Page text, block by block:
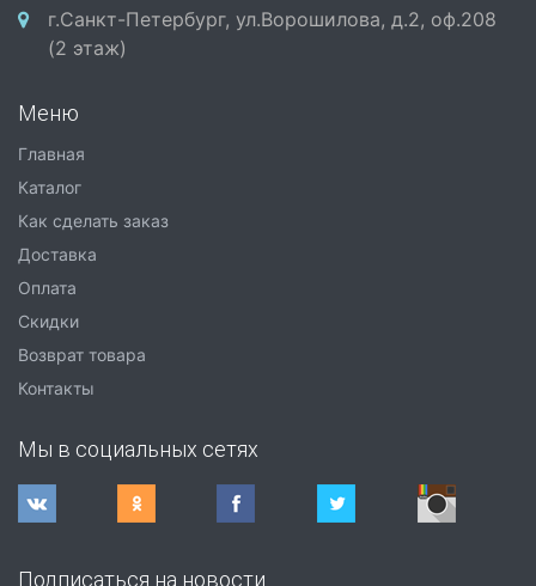
г.Санкт-Петербург, ул.Ворошилова, д.2, оф.208
(2 этаж)
Меню
Главная
Каталог
Как сделать заказ
Доставка
Оплата
Скидки
Возврат товара
Контакты
Мы в социальных сетях
Подписаться на новости